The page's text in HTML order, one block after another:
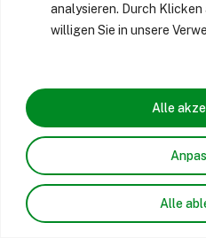
analysieren. Durch
willigen Sie in unsere
Alle
Alle